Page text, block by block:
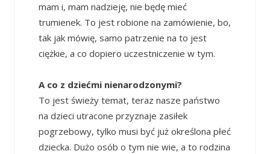
mam i, mam nadzieję, nie będę mieć
trumienek. To jest robione na zamówienie, bo,
tak jak mówię, samo patrzenie na to jest
ciężkie, a co dopiero uczestniczenie w tym.
A co z dziećmi nienarodzonymi?
To jest świeży temat, teraz nasze państwo
na dzieci utracone przyznaje zasiłek
pogrzebowy, tylko musi być już określona płeć
dziecka. Dużo osób o tym nie wie, a to rodzina